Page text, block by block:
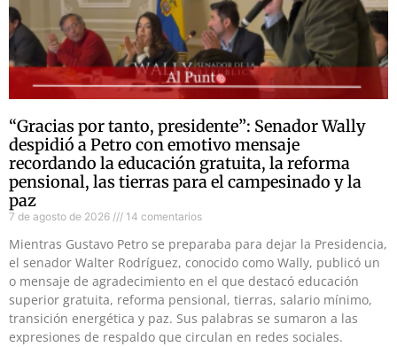
“Gracias por tanto, presidente”: Senador Wally
despidió a Petro con emotivo mensaje
recordando la educación gratuita, la reforma
pensional, las tierras para el campesinado y la
paz
7 de agosto de 2026 14 comentarios
Mientras Gustavo Petro se preparaba para dejar la Presidencia,
el senador Walter Rodríguez, conocido como Wally, publicó un
o mensaje de agradecimiento en el que destacó educación
superior gratuita, reforma pensional, tierras, salario mínimo,
transición energética y paz. Sus palabras se sumaron a las
expresiones de respaldo que circulan en redes sociales.